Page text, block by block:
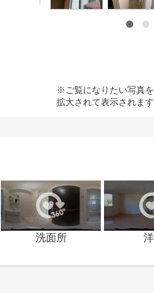
※ご覧になりたい写真
拡大されて表示されます
洗面所